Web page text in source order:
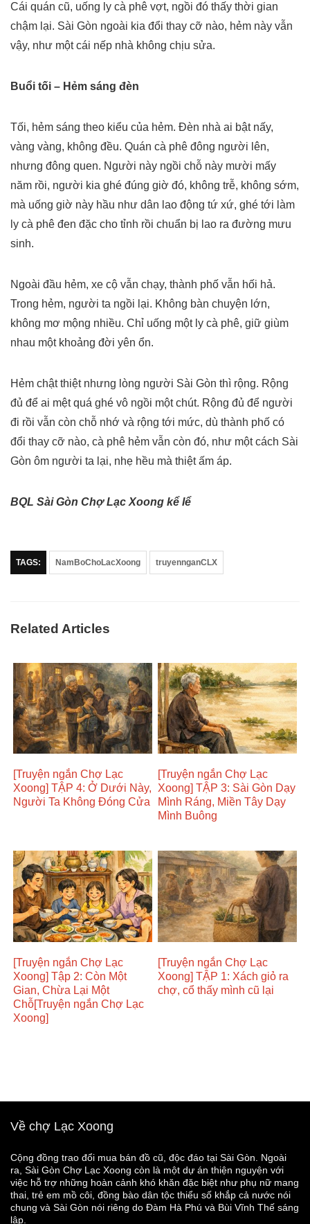
Cái quán cũ, uống ly cà phê vợt, ngồi đó thấy thời gian
chậm lại. Sài Gòn ngoài kia đổi thay cỡ nào, hẻm này vẫn
vậy, như một cái nếp nhà không chịu sửa.
Buổi tối – Hẻm sáng đèn
Tối, hẻm sáng theo kiểu của hẻm. Đèn nhà ai bật nấy,
vàng vàng, không đều. Quán cà phê đông người lên,
nhưng đông quen. Người này ngồi chỗ này mười mấy
năm rồi, người kia ghé đúng giờ đó, không trễ, không sớm,
mà uống giờ này hầu như dân lao động tứ xứ, ghé tới làm
ly cà phê đen đặc cho tỉnh rồi chuẩn bị lao ra đường mưu
sinh.
Ngoài đầu hẻm, xe cộ vẫn chạy, thành phố vẫn hối hả.
Trong hẻm, người ta ngồi lại. Không bàn chuyện lớn,
không mơ mộng nhiều. Chỉ uống một ly cà phê, giữ giùm
nhau một khoảng đời yên ổn.
Hẻm chật thiệt nhưng lòng người Sài Gòn thì rộng. Rộng
đủ để ai mệt quá ghé vô ngồi một chút. Rộng đủ để người
đi rồi vẫn còn chỗ nhớ và rộng tới mức, dù thành phố có
đổi thay cỡ nào, cà phê hẻm vẫn còn đó, như một cách Sài
Gòn ôm người ta lại, nhẹ hều mà thiệt ấm áp.
BQL Sài Gòn Chợ Lạc Xoong kể lể
TAGS: NamBoChoLacXoong truyennganCLX
Related Articles
[Truyện ngắn Chợ Lạc
Xoong] TẬP 4: Ở Dưới Này,
Người Ta Không Đóng Cửa
[Truyện ngắn Chợ Lạc
Xoong] TẬP 3: Sài Gòn Dạy
Mình Ráng, Miền Tây Dạy
Mình Buông
[Truyện ngắn Chợ Lạc
Xoong] Tập 2: Còn Một
Gian, Chừa Lại Một
Chỗ[Truyện ngắn Chợ Lạc
Xoong]
[Truyện ngắn Chợ Lạc
Xoong] TẬP 1: Xách giỏ ra
chợ, cổ thấy mình cũ lại
Về chợ Lạc Xoong
Cộng đồng trao đổi mua bán đồ cũ, độc đáo tại Sài Gòn. Ngoài
ra, Sài Gòn Chợ Lạc Xoong còn là một dự án thiện nguyện với
việc hỗ trợ những hoàn cảnh khó khăn đặc biệt như phụ nữ mang
thai, trẻ em mồ côi, đồng bào dân tộc thiểu số khắp cả nước nói
chung và Sài Gòn nói riêng do Đàm Hà Phú và Bùi Vĩnh Thế sáng
lập.